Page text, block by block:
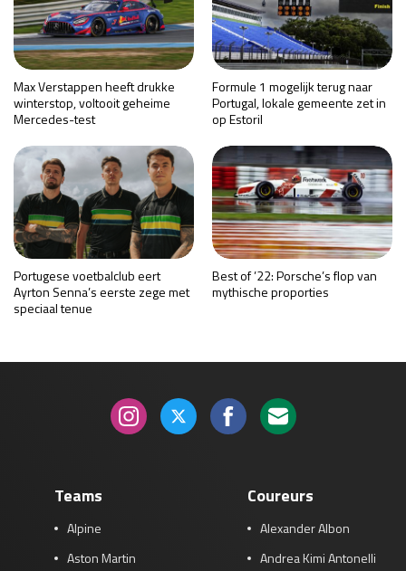
Max Verstappen heeft drukke
winterstop, voltooit geheime
Mercedes-test
Formule 1 mogelijk terug naar
Portugal, lokale gemeente zet in
op Estoril
Portugese voetbalclub eert
Ayrton Senna’s eerste zege met
speciaal tenue
Best of ’22: Porsche’s flop van
mythische proporties
Teams
Alpine
Aston Martin
Coureurs
Alexander Albon
Andrea Kimi Antonelli